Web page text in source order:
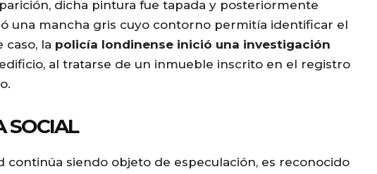
dicha pintura fue tapada y posteriormente
una mancha gris cuyo contorno permitía identificar el
caso, la policía londinense inició una investigación
al tratarse de un inmueble inscrito en el registro
SOCIAL
continúa siendo objeto de especulación, es reconocido